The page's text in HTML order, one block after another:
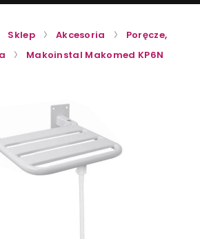
Sklep Akcesoria
Poręcze,
Makoinstal Makomed KP6N